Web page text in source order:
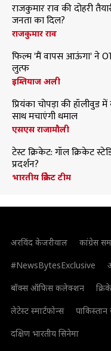
राजकुमार राव की दोहरी
जनता का दिल?
राजकुमार राव
फिल्म 'मैं वापस आऊंगा' ने
लुत्फ
इम्तियाज अली
प्रियंका चोपड़ा की
साथ मचाएंगी धमाल
एसएस राजामौली
टेस्ट क्रिकेट: गॉल क्रिकेट
प्रदर्शन?
भारतीय क्रिकेट टीम
अरविंद केजरीवाल कांग्रेस
#NewsBytesExclusive
बॉक्स ऑफिस कलेक्शन
लेटेस्ट स्मार्टफोन्स
पाकिस्तान
दक्षिण भारतीय सिनेमा